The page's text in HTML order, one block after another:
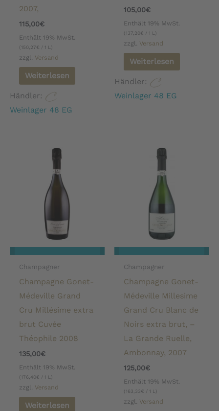
2007,
115,00€
Enthält 19% MwSt.
(150,27€ / 1 L)
zzgl. Versand
Weiterlesen
Händler:
Weinlager 48 EG
105,00€
Enthält 19% MwSt.
(137,20 € / 1 L)
zzgl. Versand
Weiterlesen
Händler:
Weinlager 48 EG
Champagner
Champagne Gonet-
Médeville Grand
Cru Millésime extra
brut Cuvée
Théophile 2008
135,00€
Enthält 19% MwSt.
(176,40€ / 1 L)
zzgl. Versand
Weiterlesen
Champagner
Champagne Gonet-
Médeville Millesime
Grand Cru Blanc de
Noirs extra brut, –
La Grande Ruelle,
Ambonnay, 2007
125,00€
Enthält 19% MwSt.
(163,33€ / 1 L)
zzgl. Versand